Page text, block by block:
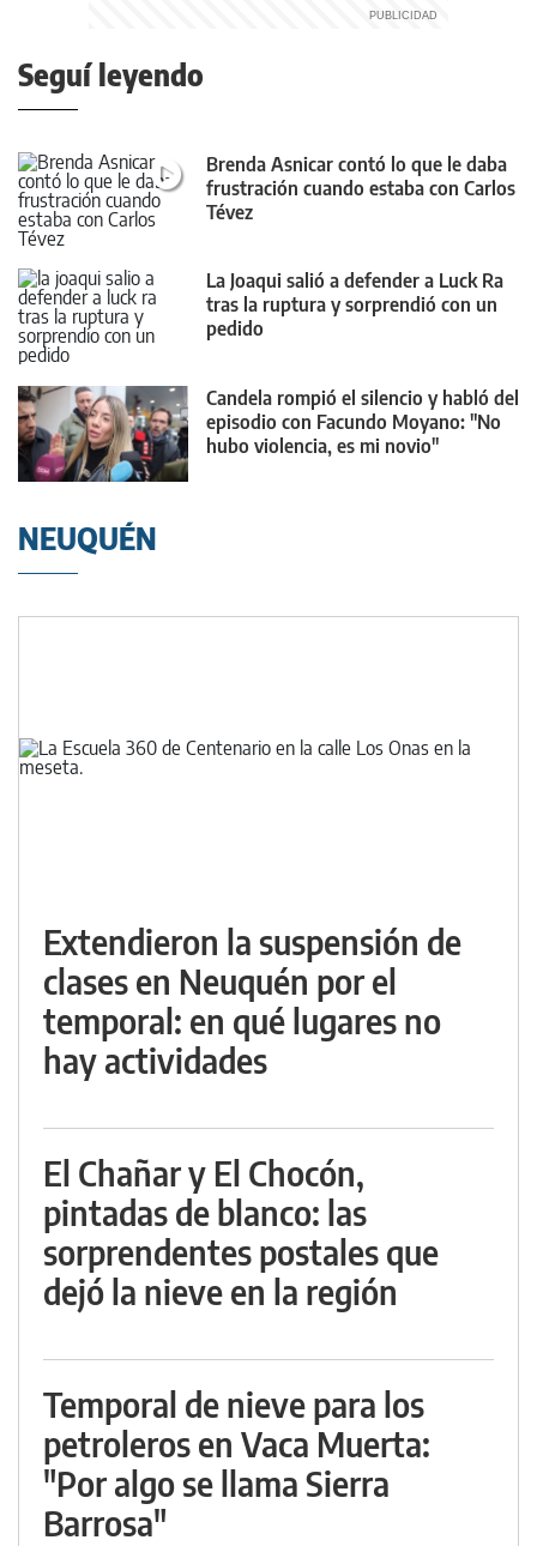
Seguí leyendo
Brenda Asnicar contó lo que le daba
frustración cuando estaba con Carlos
Tévez
La Joaqui salió a defender a Luck Ra
tras la ruptura y sorprendió con un
pedido
Candela rompió el silencio y habló del
episodio con Facundo Moyano: "No
hubo violencia, es mi novio"
NEUQUÉN
Extendieron la suspensión de
clases en Neuquén por el
temporal: en qué lugares no
hay actividades
El Chañar y El Chocón,
pintadas de blanco: las
sorprendentes postales que
dejó la nieve en la región
Temporal de nieve para los
petroleros en Vaca Muerta:
"Por algo se llama Sierra
Barrosa"